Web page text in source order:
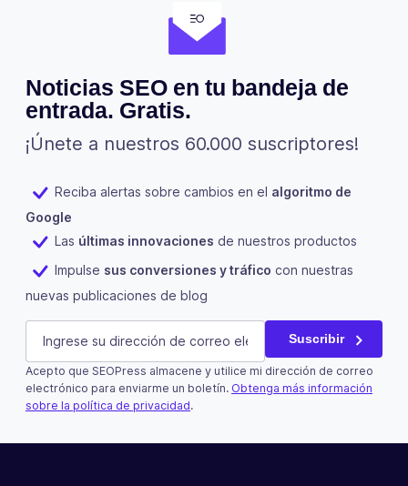
Noticias SEO en tu bandeja de
entrada. Gratis.
¡Únete a nuestros 60.000 suscriptores!
Reciba alertas sobre cambios en el algoritmo de
Google
Las últimas innovaciones de nuestros productos
Impulse sus conversiones y tráfico con nuestras
nuevas publicaciones de blog
Comments
Este campo es un campo de validación y debe quedar
E-mail (Obligatorio) Suscribir
Acepto que SEOPress almacene y utilice mi dirección de correo
electrónico para enviarme un boletín. Obtenga más información
sobre la política de privacidad.